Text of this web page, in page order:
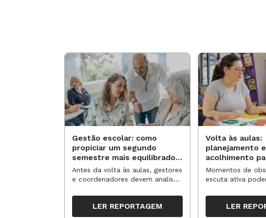
Gestão escolar: como
propiciar um segundo
semestre mais equilibrado
para os professores?
Antes da volta às aulas, gestores
e coordenadores devem analisar
organizar ações para orientar o
trabalho pedagógico ao longo
do período
LER REPORTAGEM
Volta às aulas:
planejamento e
acolhimento
novas
Momentos de
escuta ativa
tempos, espaços
segundo semestre
LER